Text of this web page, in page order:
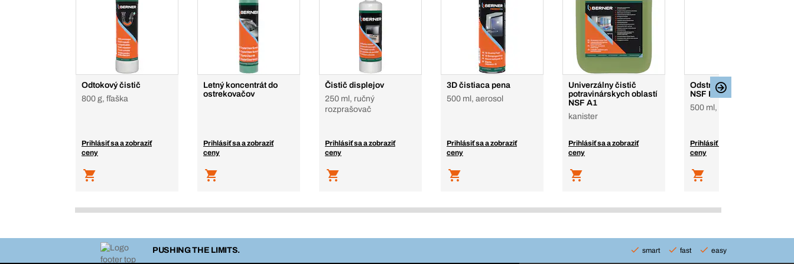
Odtokový čistič
800 g, fľaška
Prihlásiť sa a zobraziť
ceny
Letný koncentrát do
ostrekovačov
Prihlásiť sa a zobraziť
ceny
Čistič displejov
250 ml, ručný
rozprašovač
Prihlásiť sa a zobraziť
ceny
3D čistiaca pena
500 ml, aerosol
Prihlásiť sa a zobraziť
ceny
Univerzálny čistič
potravinárskych oblastí
NSF A1
kanister
Prihlásiť sa a zobraziť
ceny
Odstraňovač nálepiek
NSF K3
500 ml, plechovka
Prihlásiť sa a zobraziť
ceny
PUSHING THE LIMITS. smart fast easy